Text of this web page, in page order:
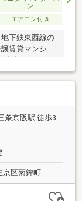
ン
エアコン付き
下鉄東西線の
賃貸マンショ
ブルアクセ
セパレートに
の設備。オー
条京阪駅 徒歩3
京区菊鉾町